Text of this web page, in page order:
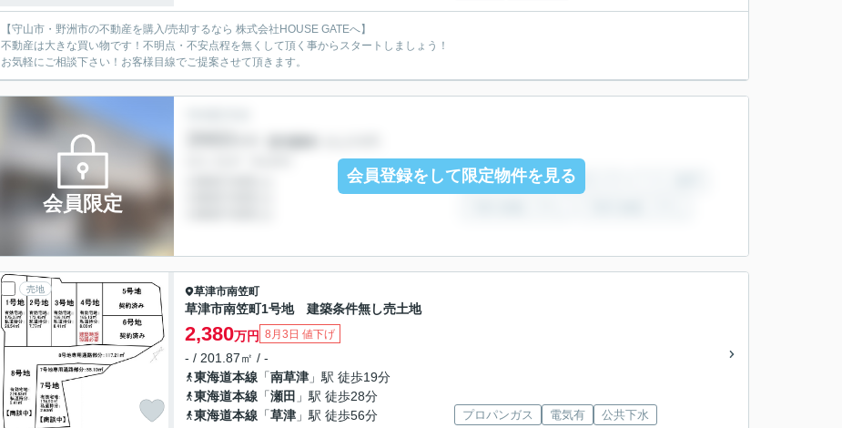
【守山市・野洲市の不動産を購入/売却するなら 株式会社HOUSE GATEへ】
不動産は大きな買い物です！不明点・不安点程を無くして頂く事からスタートしましょう！
お気軽にご相談下さい！お客様目線でご提案させて頂きます。
会員限定
会員登録をして限定物件を見る
売地 草津市南笠町
草津市南笠町1号地 建築条件無し売土地
2,380万円 8月3日 値下げ
- / 201.87㎡ / -
東海道本線 「南草津 」駅 徒歩19分
東海道本線 「瀬田 」駅 徒歩28分
東海道本線 「草津 」駅 徒歩56分 プロパンガス 電気有 公共下水